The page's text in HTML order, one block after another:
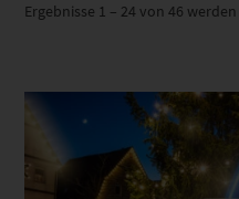
Ergebnisse 1 – 24 von 46